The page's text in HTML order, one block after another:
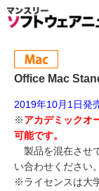
Office Mac
2019年10月1日発
※アカデミックオ
可能です。
製品を混在させ
い合わせください。
※ライセンスは大